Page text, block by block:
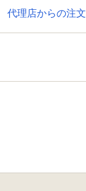
代理店からの注文